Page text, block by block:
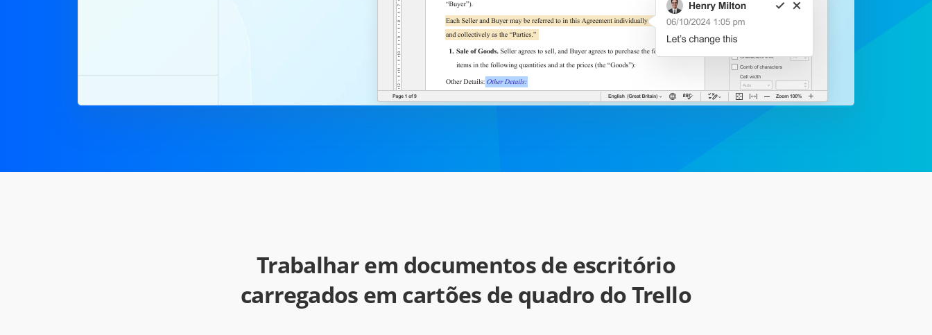
Trabalhar em documentos de escritório
carregados em cartões de quadro do Trello